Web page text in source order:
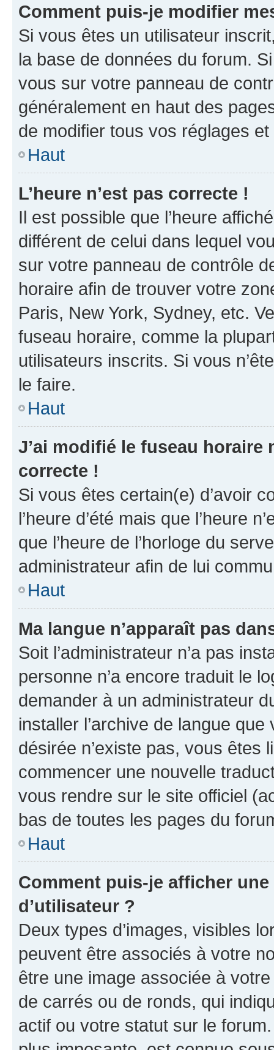
Comment puis-je modifier
Si vous êtes un utilisateur
la base de données du forum.
vous sur votre panneau de
généralement en haut des
de modifier tous vos réglages
Haut
L’heure n’est pas correcte !
Il est possible que l’heure
différent de celui dans lequel
sur votre panneau de contrôle
horaire afin de trouver votre
Paris, New York, Sydney, etc.
fuseau horaire, comme la
utilisateurs inscrits. Si vous
le faire.
Haut
J’ai modifié le fuseau horaire
correcte !
Si vous êtes certain(e) d’avoir
l’heure d’été mais que l’heure
que l’heure de l’horloge du
administrateur afin de lui
Haut
Ma langue n’apparaît pas
Soit l’administrateur n’a pas
personne n’a encore traduit le
demander à un administrateur
installer l’archive de langue
désirée n’existe pas, vous êtes
commencer une nouvelle
vous rendre sur le site officiel
bas de toutes les pages du
Haut
Comment puis-je afficher
d’utilisateur ?
Deux types d’images, visibles
peuvent être associés à votre
être une image associée à
de carrés ou de ronds, qui
actif ou votre statut sur le